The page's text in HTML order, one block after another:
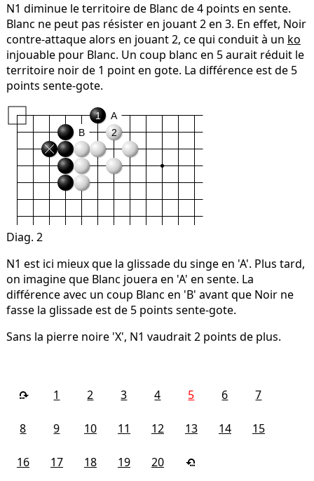
N1 diminue le territoire de Blanc de 4 points en sente.
Blanc ne peut pas résister en jouant 2 en 3. En effet, Noir
contre-attaque alors en jouant 2, ce qui conduit à un ko
injouable pour Blanc. Un coup blanc en 5 aurait réduit le
territoire noir de 1 point en gote. La différence est de 5
points sente-gote.
1
2
B
A
Diag. 2
N1 est ici mieux que la glissade du singe en 'A'. Plus tard,
on imagine que Blanc jouera en 'A' en sente. La
différence avec un coup Blanc en 'B' avant que Noir ne
fasse la glissade est de 5 points sente-gote.
Sans la pierre noire 'X', N1 vaudrait 2 points de plus.
1 2 3 4 5 6 7
8 9 10 11 12 13 14 15
16 17 18 19 20